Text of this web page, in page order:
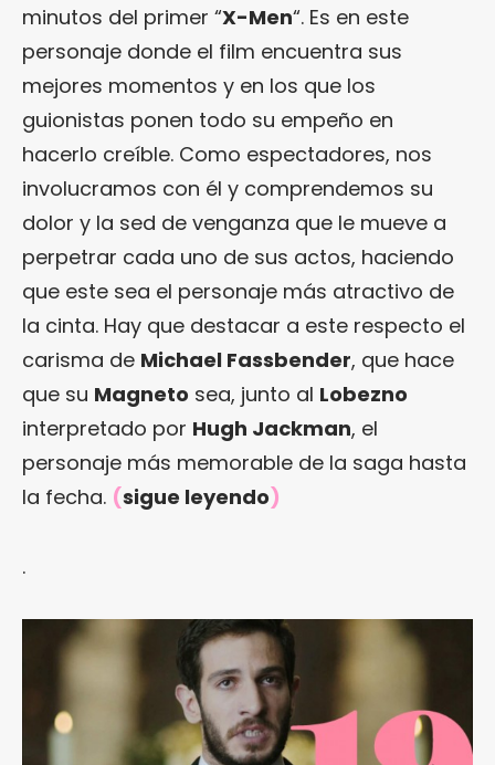
minutos del primer “X-Men“. Es en este
personaje donde el film encuentra sus
mejores momentos y en los que los
guionistas ponen todo su empeño en
hacerlo creíble. Como espectadores, nos
involucramos con él y comprendemos su
dolor y la sed de venganza que le mueve a
perpetrar cada uno de sus actos, haciendo
que este sea el personaje más atractivo de
la cinta. Hay que destacar a este respecto el
carisma de Michael Fassbender, que hace
que su Magneto sea, junto al Lobezno
interpretado por Hugh Jackman, el
personaje más memorable de la saga hasta
la fecha. (sigue leyendo)
.